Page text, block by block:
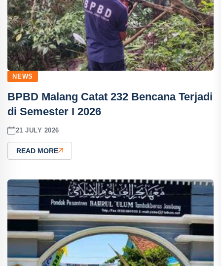
NEWS
BPBD Malang Catat 232 Bencana Terjadi
di Semester I 2026
21 JULY 2026
READ MORE